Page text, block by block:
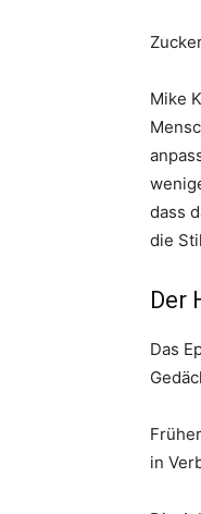
Mike
dass
die
Der
Das
in